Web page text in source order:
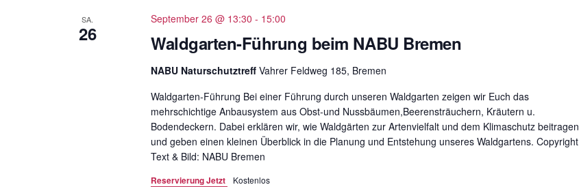
SA.
26 Waldgarten-Führung beim NABU Bremen
September 26 @ 13:30 - 15:00
NABU Naturschutztreff Vahrer Feldweg 185, Bremen
Waldgarten-Führung Bei einer Führung durch unseren Waldgarten zeigen wir Euch das
mehrschichtige Anbausystem aus Obst-und Nussbäumen,Beerensträuchern, Kräutern u.
Bodendeckern. Dabei erklären wir, wie Waldgärten zur Artenvielfalt und dem Klimaschutz beitragen
und geben einen kleinen Überblick in die Planung und Entstehung unseres Waldgartens. Copyright
Text & Bild: NABU Bremen
Reservierung Jetzt Kostenlos